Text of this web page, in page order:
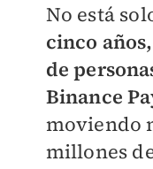
No está
cinco
de
Binance
moviendo
millones